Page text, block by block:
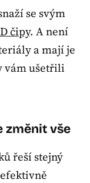
se svým
čipy. A není
a mají je
vám ušetřili
změnit vše
řeší stejný